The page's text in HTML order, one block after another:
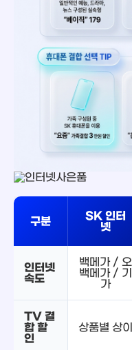
구분
SK 인터
넷
인터넷
속도
백메가 / 오
백메가 / 기
가
TV 결
합 할
인
상품별 상이